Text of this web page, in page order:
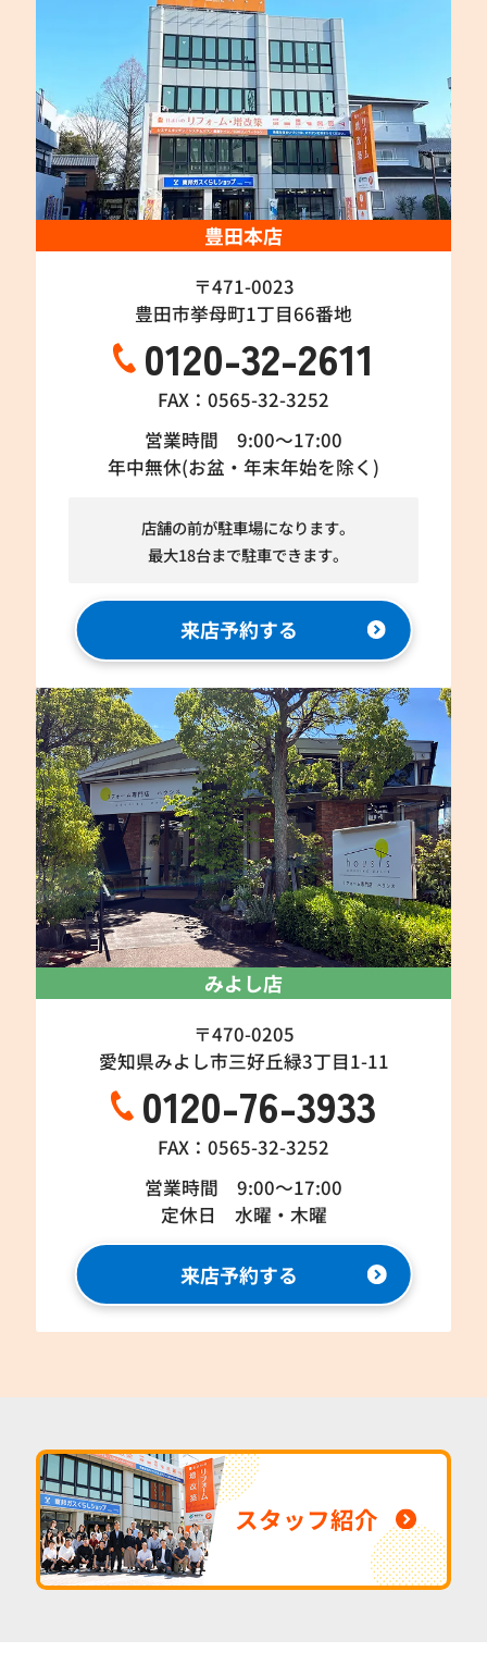
豊田本店
〒471-0023
豊田市挙母町1丁目66番地
0120-32-2611
FAX：0565-32-3252
営業時間 9:00～17:00
年中無休(お盆・年末年始を除く)
店舗の前が駐車場になります。
最大18台まで駐車できます。
来店予約する
みよし店
〒470-0205
愛知県みよし市三好丘緑3丁目1-11
0120-76-3933
FAX：0565-32-3252
営業時間 9:00～17:00
定休日 水曜・木曜
来店予約する
スタッフ紹介